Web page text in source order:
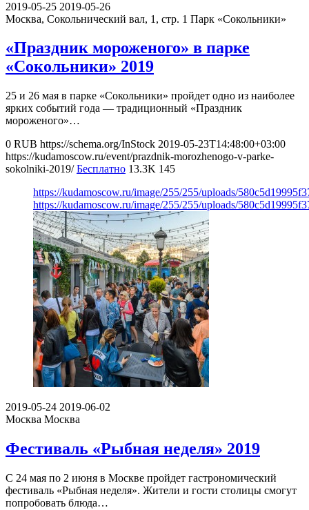
2019-05-25 2019-05-26
Москва, Сокольнический вал, 1, стр. 1 Парк «Сокольники»
«Праздник мороженого» в парке
«Сокольники» 2019
25 и 26 мая в парке «Сокольники» пройдет одно из наиболее
ярких событий года — традиционный «Праздник
мороженого»…
0 RUB https://schema.org/InStock 2019-05-23T14:48:00+03:00
https://kudamoscow.ru/event/prazdnik-morozhenogo-v-parke-
sokolniki-2019/ Бесплатно 13.3K 145
https://kudamoscow.ru/image/255/255/uploads/
https://kudamoscow.ru/image/255/255/uploads/
2019-05-24 2019-06-02
Москва Москва
Фестиваль «Рыбная неделя» 2019
С 24 мая по 2 июня в Москве пройдет гастрономический
фестиваль «Рыбная неделя». Жители и гости столицы смогут
попробовать блюда…